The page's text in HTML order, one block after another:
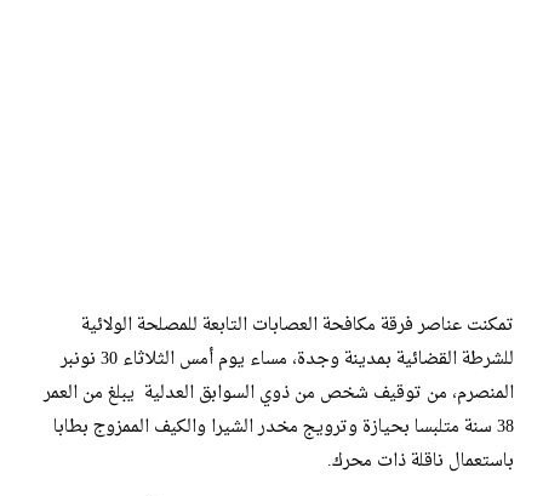
تمكنت عناصر فرقة مكافحة العصابات التابعة للمصلحة الولائية
للشرطة القضائية بمدينة وجدة، مساء يوم أمس الثلاثاء 30 نونبر
المنصرم، من توقيف شخص من ذوي السوابق العدلية يبلغ من العمر
38 سنة متلبسا بحيازة وترويج مخدر الشيرا والكيف الممزوج بطابا
باستعمال ناقلة ذات محرك.